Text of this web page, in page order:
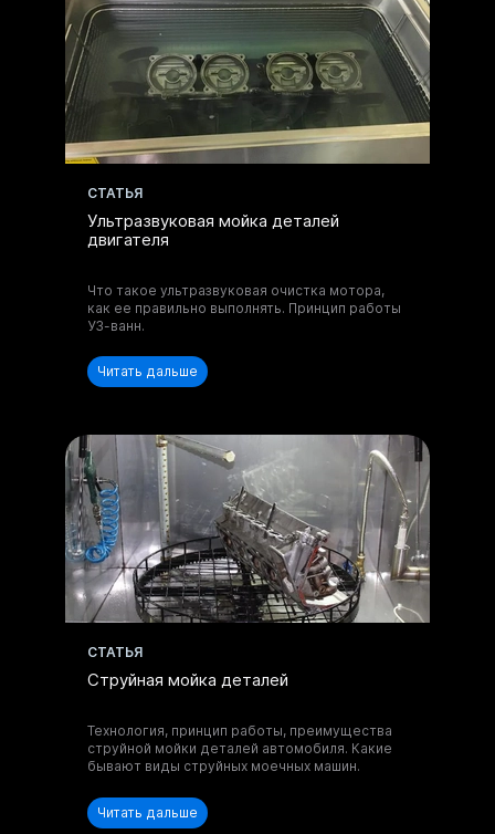
Отправить запрос
Нажимая на кнопку, вы принимаете
Положениеи даетеСогласиена обработку
персональных данных.
Получите
консультацию по
моющим составам
и оборудованию.
Нажимая на кнопку, вы принимаете
Положение и даетеСогласие
на обработку
персональных данных.
CТАТЬЯ
Ультразвуковая мойка деталей
двигателя
Что такое ультразвуковая очистка мотора,
как ее правильно выполнять. Принцип работы
УЗ-ванн.
Читать дальше
CТАТЬЯ
Струйная мойка деталей
Технология, принцип работы, преимущества
струйной мойки деталей автомобиля. Какие
бывают виды струйных моечных машин.
Читать дальше